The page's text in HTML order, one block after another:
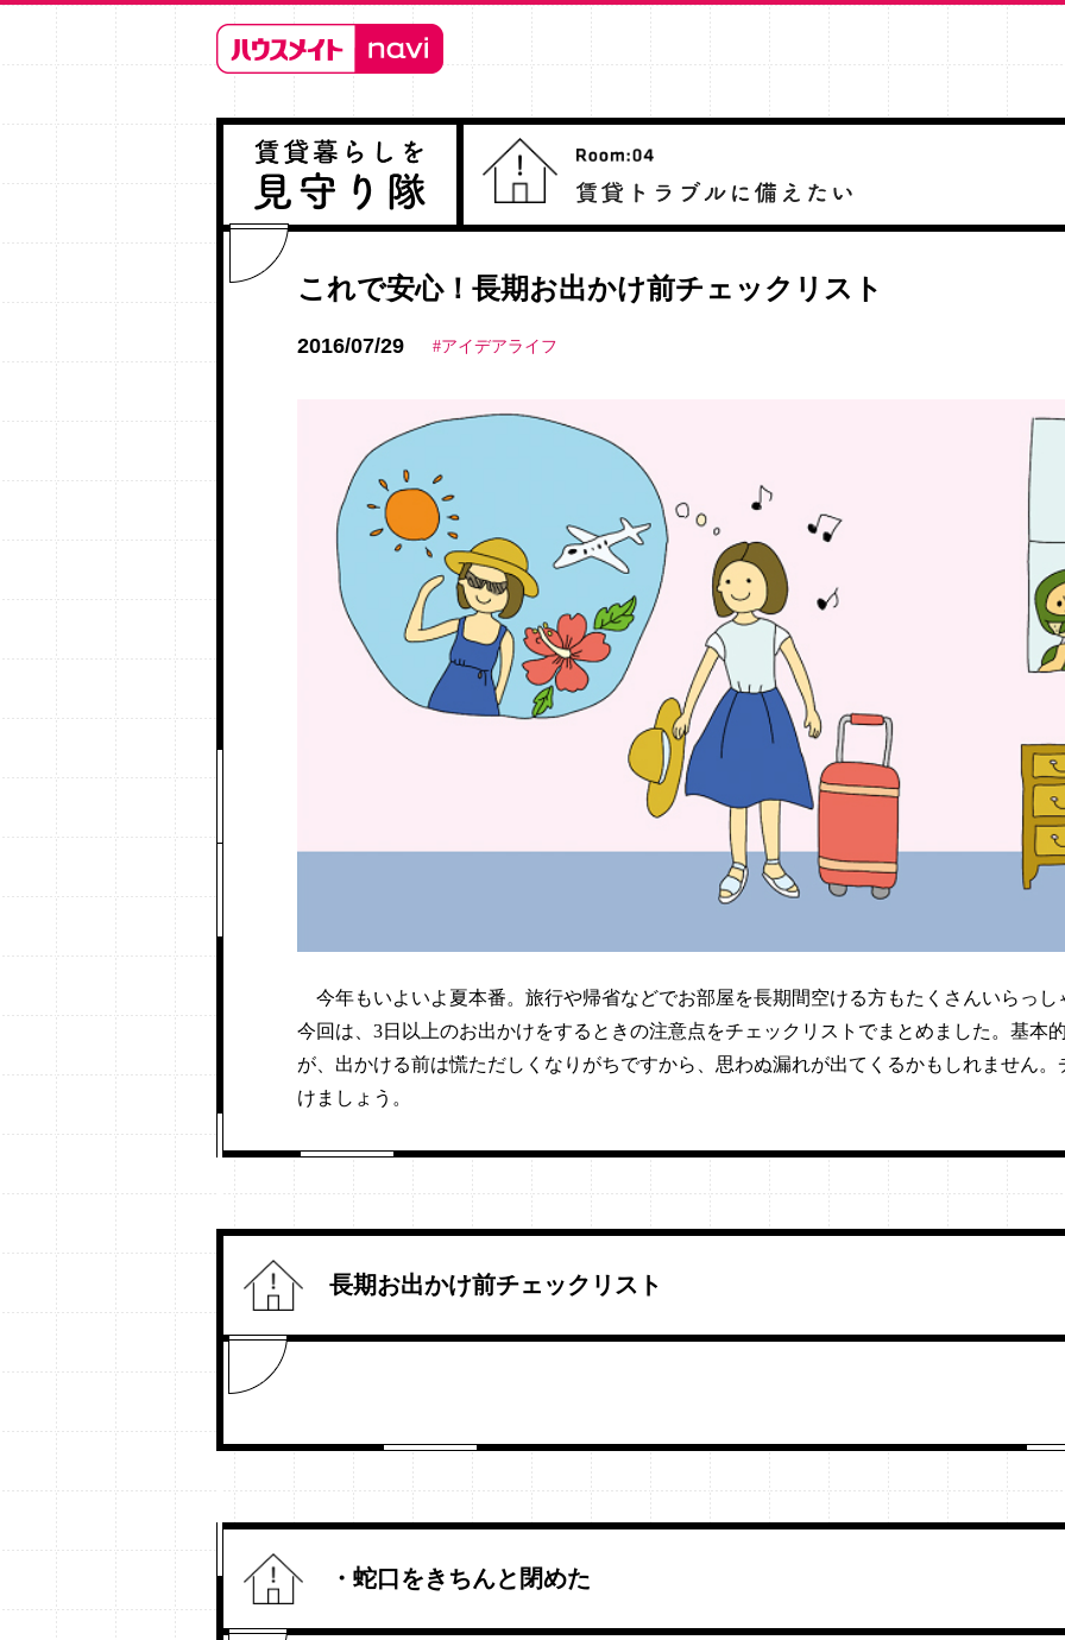
これで安心！長期お出かけ前チェックリスト
2016/07/29 #アイデアライフ
今年もいよいよ夏本番。旅行や帰省などでお部屋を長期間空ける方もたくさんいらっし
今回は、3日以上のお出かけをするときの注意点をチェックリストでまとめました。基本
が、出かける前は慌ただしくなりがちですから、思わぬ漏れが出てくるかもしれません
けましょう。
長期お出かけ前チェックリスト
・蛇口をきちんと閉めた